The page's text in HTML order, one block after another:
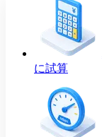
に試算